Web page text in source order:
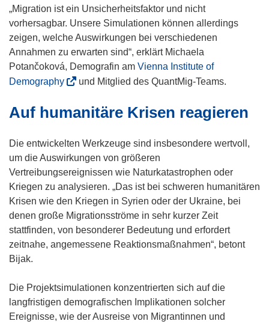
„Migration ist ein Unsicherheitsfaktor und nicht
vorhersagbar. Unsere Simulationen können allerdings
zeigen, welche Auswirkungen bei verschiedenen
Annahmen zu erwarten sind“, erklärt Michaela
Potančoková, Demografin am Vienna Institute of
Demography(
f
n
e
n
e
n
und Mitglied des QuantMig-Teams.
Auf humanitäre Krisen reagieren
Die entwickelten Werkzeuge sind insbesondere wertvoll,
um die Auswirkungen von größeren
Vertreibungsereignissen wie Naturkatastrophen oder
Kriegen zu analysieren. „Das ist bei schweren humanitären
Krisen wie den Kriegen in Syrien oder der Ukraine, bei
denen große Migrationsströme in sehr kurzer Zeit
stattfinden, von besonderer Bedeutung und erfordert
zeitnahe, angemessene Reaktionsmaßnahmen“, betont
Bijak.
Die Projektsimulationen konzentrierten sich auf die
langfristigen demografischen Implikationen solcher
Ereignisse, wie der Ausreise von Migrantinnen und